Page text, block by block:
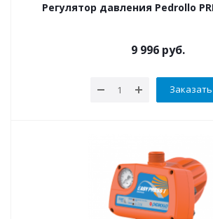
Регулятор давления Pedrollo
9 996руб.
Заказать